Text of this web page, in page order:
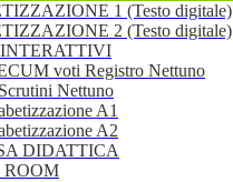
1 (Testo digitale)
2 (Testo digitale)
voti Registro Nettuno
Nettuno
A1
A2
DIDATTICA
ROOM